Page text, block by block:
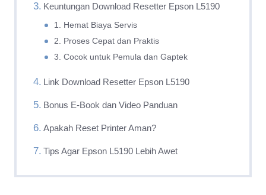
Keuntungan Download Resetter Epson L5190
1. Hemat Biaya Servis
2. Proses Cepat dan Praktis
3. Cocok untuk Pemula dan Gaptek
Link Download Resetter Epson L5190
Bonus E-Book dan Video Panduan
Apakah Reset Printer Aman?
Tips Agar Epson L5190 Lebih Awet